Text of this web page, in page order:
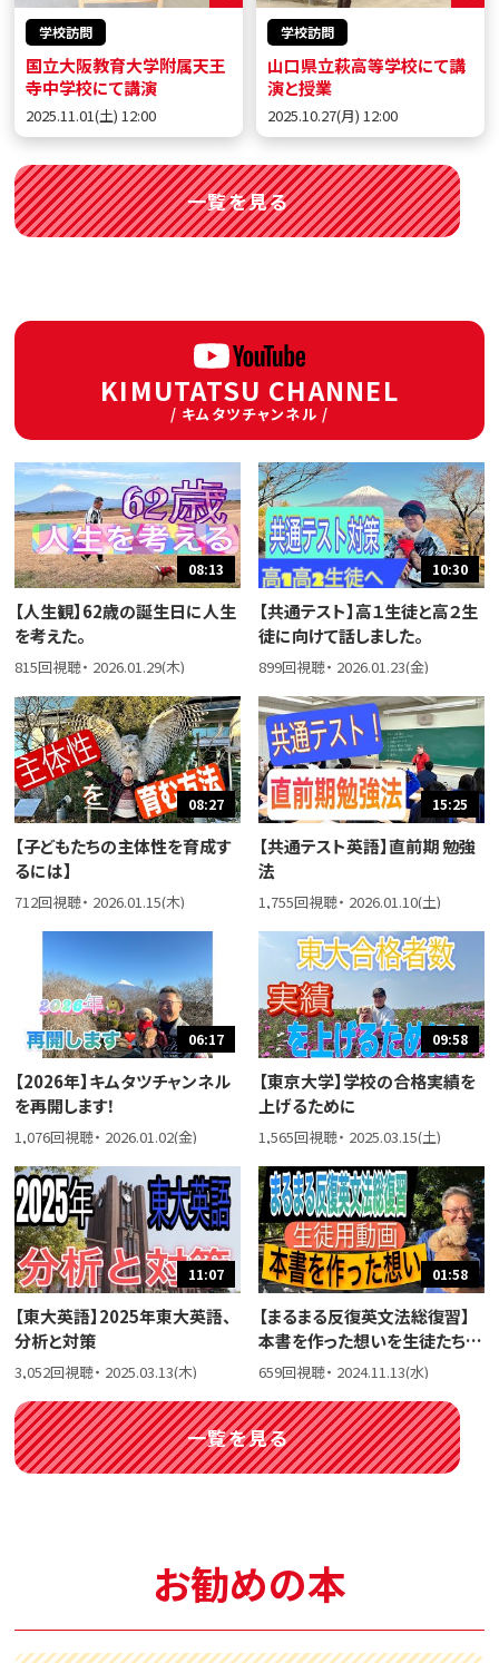
学校訪問
国立大阪教育大学附属天王
寺中学校にて講演
2025.11.01(土) 12:00
学校訪問
山口県立萩高等学校にて講
演と授業
2025.10.27(月) 12:00
一覧を見る
KIMUTATSU CHANNEL
/ キムタツチャンネル /
08:13
【人生観】62歳の誕生日に人生
を考えた。
815回視聴・ 2026.01.29(木)
10:30
【共通テスト】高１生徒と高２生
徒に向けて話しました。
899回視聴・ 2026.01.23(金)
08:27
【子どもたちの主体性を育成す
るには】
712回視聴・ 2026.01.15(木)
15:25
【共通テスト英語】直前期 勉強
法
1,755回視聴・ 2026.01.10(土)
06:17
【2026年】キムタツチャンネル
を再開します！
1,076回視聴・ 2026.01.02(金)
09:58
【東京大学】学校の合格実績を
上げるために
1,565回視聴・ 2025.03.15(土)
11:07
【東大英語】2025年東大英語、
分析と対策
3,052回視聴・ 2025.03.13(木)
01:58
【まるまる反復英文法総復習】
本書を作った想いを生徒たちに
話しました。
659回視聴・ 2024.11.13(水)
一覧を見る
お勧めの本